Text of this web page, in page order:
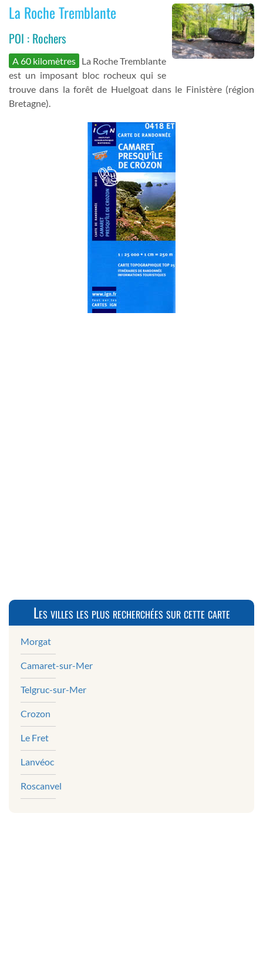
La Roche Tremblante
POI : Rochers
A 60 kilomètres La Roche Tremblante
est un imposant bloc rocheux qui se
trouve dans la forêt de Huelgoat dans le Finistère (région
Bretagne).
Les villes les plus recherchées sur cette carte
Morgat
Camaret-sur-Mer
Telgruc-sur-Mer
Crozon
Le Fret
Lanvéoc
Roscanvel